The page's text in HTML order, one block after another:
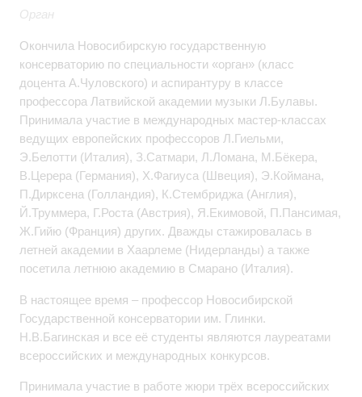
Орган
Окончила Новосибирскую государственную
консерваторию по специальности «орган» (класс
доцента А.Чуловского) и аспирантуру в классе
профессора Латвийской академии музыки Л.Булавы.
Принимала участие в международных мастер-классах
ведущих европейских профессоров Л.Гиельми,
Э.Белотти (Италия), З.Сатмари, Л.Ломана, М.Бёкера,
В.Церера (Германия), Х.Фагиуса (Швеция), Э.Коймана,
П.Дирксена (Голландия), К.Стембриджа (Англия),
Й.Труммера, Г.Роста (Австрия), Я.Екимовой, П.Пансимая,
Ж.Гийю (Франция) других. Дважды стажировалась в
летней академии в Хаарлеме (Нидерланды) а также
посетила летнюю академию в Смарано (Италия).
В настоящее время – профессор Новосибирской
Государственной консерватории им. Глинки.
Н.В.Багинская и все её студенты являются лауреатами
всероссийских и международных конкурсов.
Принимала участие в работе жюри трёх всероссийских